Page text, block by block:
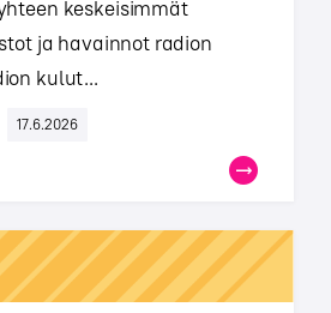
keskeisimmät
ja havainnot radion
kulut...
17.6.2026